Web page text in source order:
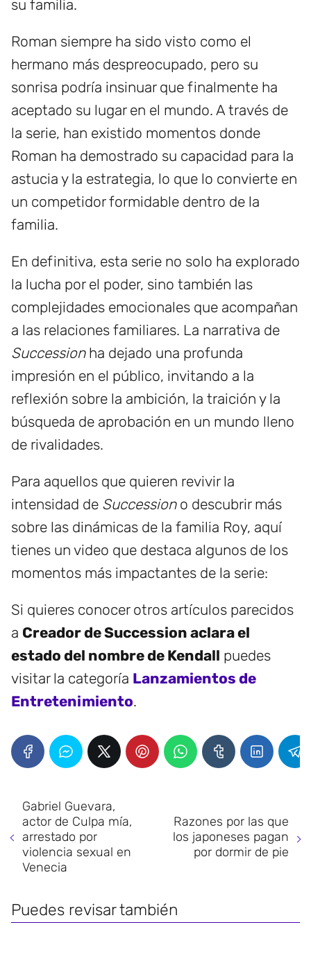
su familia.
Roman siempre ha sido visto como el
hermano más despreocupado, pero su
sonrisa podría insinuar que finalmente ha
aceptado su lugar en el mundo. A través de
la serie, han existido momentos donde
Roman ha demostrado su capacidad para la
astucia y la estrategia, lo que lo convierte en
un competidor formidable dentro de la
familia.
En definitiva, esta serie no solo ha explorado
la lucha por el poder, sino también las
complejidades emocionales que acompañan
a las relaciones familiares. La narrativa de
Successionha dejado una profunda
impresión en el público, invitando a la
reflexión sobre la ambición, la traición y la
búsqueda de aprobación en un mundo lleno
de rivalidades.
Para aquellos que quieren revivir la
intensidad de Successiono descubrir más
sobre las dinámicas de la familia Roy, aquí
tienes un video que destaca algunos de los
momentos más impactantes de la serie:
Si quieres conocer otros artículos parecidos
a Creador de Succession aclara el
estado del nombre de Kendall puedes
visitar la categoría Lanzamientos de
Entretenimiento.
Gabriel Guevara,
actor de Culpa mía,
arrestado por
violencia sexual en
Venecia
Razones por las que
los japoneses pagan
por dormir de pie
Puedes revisar también